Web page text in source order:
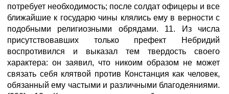
потребует необходимость; после солдат офицеры и все
ближайшие к государю чины клялись ему в верности с
подобными религиозными обрядами. 11. Из числа
присутствовавших только префект Небридий
воспротивился и выказал тем твердость своего
характера: он заявил, что никоим образом не может
связать себя клятвой против Констанция как человек,
обязанный ему частыми и различными благодеяниями.